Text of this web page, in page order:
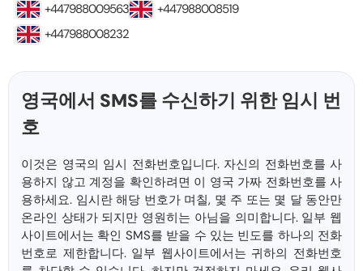
+447988009563
+447988008519
+447988008232
영국에서 SMS를 수신하기 위한 임시 번
호
이것은 영국의 임시 전화번호입니다. 자신의 전화번호를 사
용하지 않고 계정을 확인하려면 이 영국 가짜 전화번호를 사
용하세요. 임시란 해당 번호가 며칠, 몇 주 또는 몇 달 동안만
온라인 상태가 되지만 영원히는 아님을 의미합니다. 일부 웹
사이트에서는 확인 SMS를 받을 수 있는 빈도를 하나의 전화
번호로 제한합니다. 일부 웹사이트에서는 귀하의 전화번호